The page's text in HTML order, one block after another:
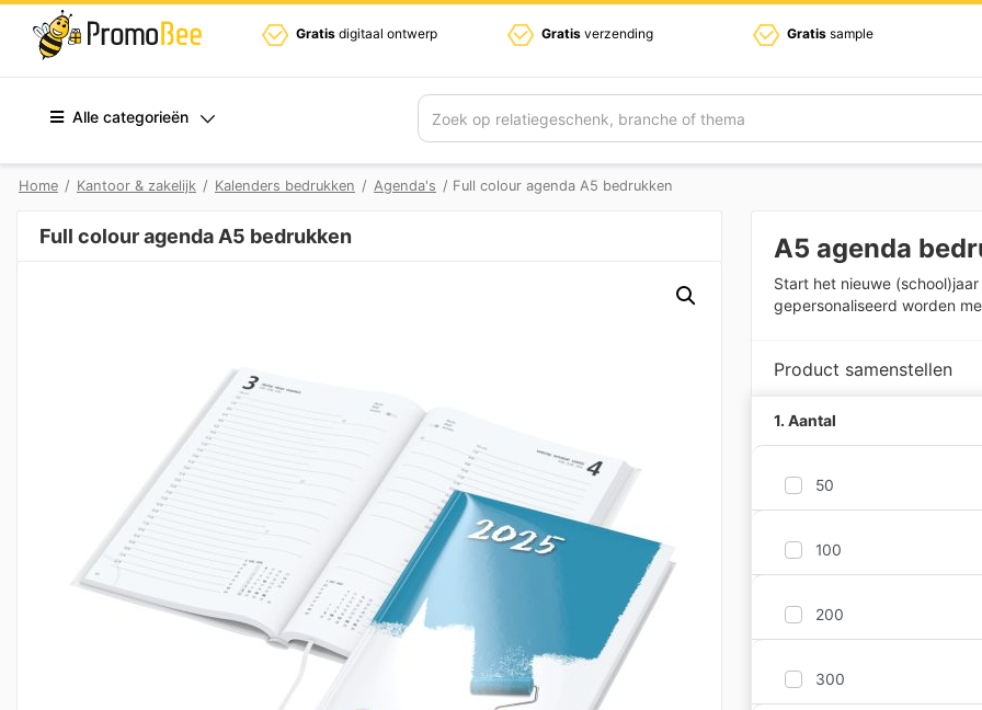
Gratis digitaal ontwerp Gratis verzending Gratis sample
Alle categorieën Zoek
Home / Kantoor & zakelijk / Kalenders bedrukken / Agenda's / Full colour agenda A5 bedrukken
Full colour agenda A5 bedrukken A5 agenda
Start het nieuwe
gepersonaliseerd worden
Product samenstellen
1. Aantal
50
100
200
300